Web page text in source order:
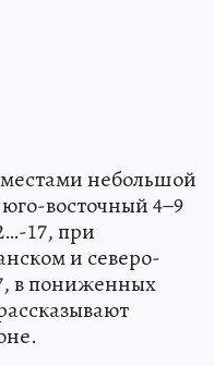
небольшой
восточный 4−9
17, при
и северо-
в пониженных